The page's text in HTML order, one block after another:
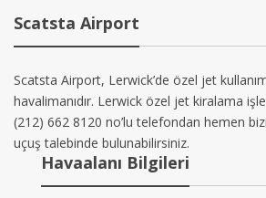
Scatsta Airport
Scatsta Airport, Lerwick’de özel jet
havalimanıdır. Lerwick özel jet kiralama
(212) 662 8120 no’lu telefondan hemen
uçuş talebinde bulunabilirsiniz.
Havaalanı Bilgileri